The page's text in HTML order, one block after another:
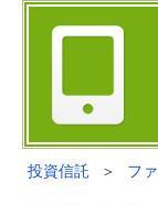
投資信託 ＞ フ